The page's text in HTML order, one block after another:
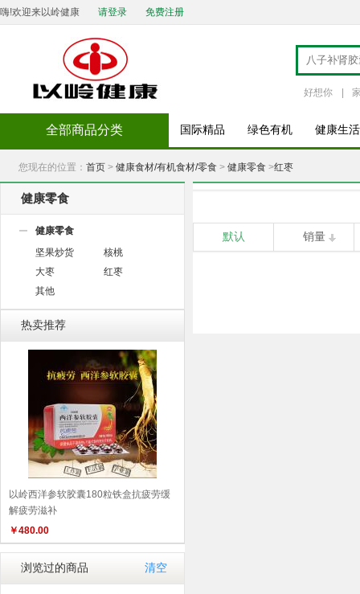
嗨!欢迎来以岭健康 请登录 免费注册
好想你
全部商品分类 国际精品 绿色有机 健康生活
您现在的位置： 首页 > 健康食材/有机食材/零食 > 健康零食 >红枣
健康零食
健康零食
坚果炒货
核桃
大枣
红枣
其他
热卖推荐
以岭西洋参软胶囊180粒铁盒抗疲劳缓
解疲劳滋补
￥480.00
浏览过的商品 清空
默认 销量